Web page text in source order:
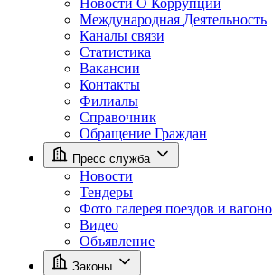
Новости О Коррупции
Международная Деятельность
Каналы связи
Статистика
Вакансии
Контакты
Филиалы
Справочник
Обращение Граждан
Пресс служба
Новости
Тендеры
Фото галерея поездов и
Видео
Объявление
Законы